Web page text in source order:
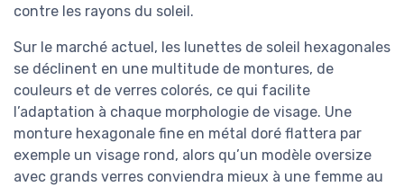
contre les rayons du soleil.
Sur le marché actuel, les lunettes de soleil hexagonales
se déclinent en une multitude de montures, de
couleurs et de verres colorés, ce qui facilite
l’adaptation à chaque morphologie de visage. Une
monture hexagonale fine en métal doré flattera par
exemple un visage rond, alors qu’un modèle oversize
avec grands verres conviendra mieux à une femme au